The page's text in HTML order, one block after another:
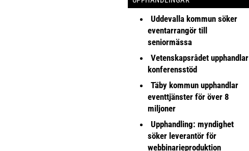
Uddevalla kommun söker
eventarrangör till
seniormässa
Vetenskapsrådet upphandlar
konferensstöd
Täby kommun upphandlar
eventtjänster för över 8
miljoner
Upphandling: myndighet
söker leverantör för
webbinarieproduktion